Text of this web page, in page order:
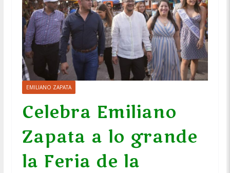
EMILIANO ZAPATA
Celebra Emiliano
Zapata a lo grande
la Feria de la